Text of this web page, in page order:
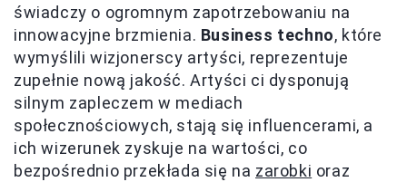
świadczy o ogromnym zapotrzebowaniu na
innowacyjne brzmienia. Business techno, które
wymyślili wizjonerscy artyści, reprezentuje
zupełnie nową jakość. Artyści ci dysponują
silnym zapleczem w mediach
społecznościowych, stają się influencerami, a
ich wizerunek zyskuje na wartości, co
bezpośrednio przekłada się na zarobki oraz